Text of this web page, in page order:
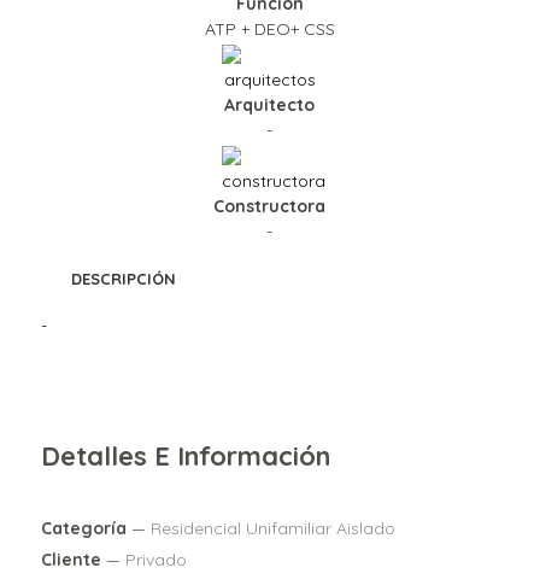
ATP + DEO+ CSS
Arquitecto
-
Constructora
-
DESCRIPCIÓN
-
Detalles E Información
Categoría — Residencial Unifamiliar Aislado
Cliente — Privado